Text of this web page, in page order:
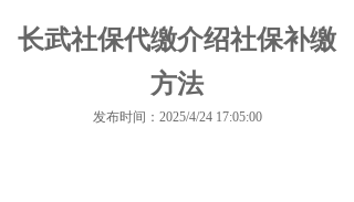
长武社保代缴介绍社保补缴
方法
发布时间：2025/4/24 17:05:00